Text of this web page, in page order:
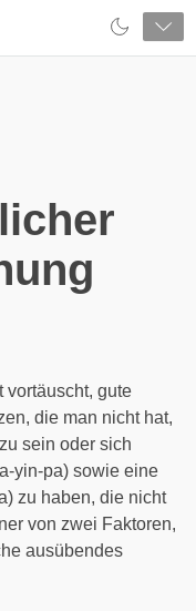
vortäuscht, gute
die man nicht hat,
sein oder sich
yin-pa) sowie eine
zu haben, die nicht
von zwei Faktoren,
ausübendes